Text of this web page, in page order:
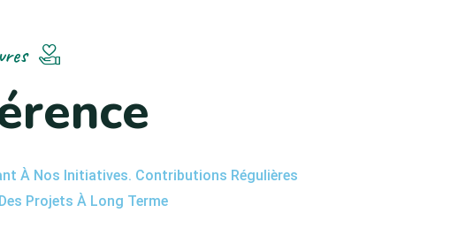
rence
À Nos Initiatives. Contributions Régulières,
Projets À Long Terme.